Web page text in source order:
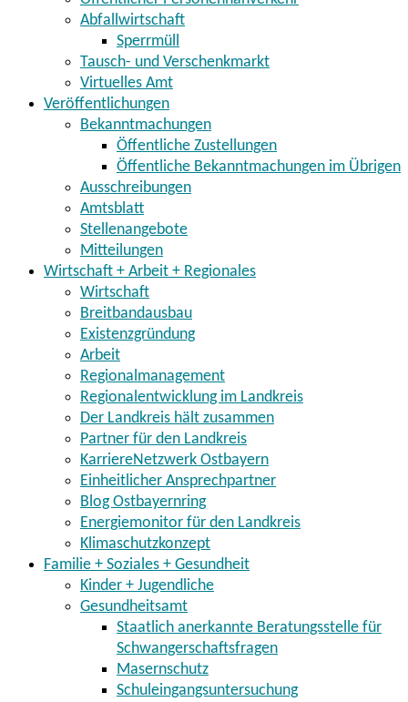
Abfallwirtschaft
Sperrmüll
Tausch- und Verschenkmarkt
Virtuelles Amt
Veröffentlichungen
Bekanntmachungen
Öffentliche Zustellungen
Öffentliche Bekanntmachungen im Übrigen
Ausschreibungen
Amtsblatt
Stellenangebote
Mitteilungen
Wirtschaft + Arbeit + Regionales
Wirtschaft
Breitbandausbau
Existenzgründung
Arbeit
Regionalmanagement
Regionalentwicklung im Landkreis
Der Landkreis hält zusammen
Partner für den Landkreis
KarriereNetzwerk Ostbayern
Einheitlicher Ansprechpartner
Blog Ostbayernring
Energiemonitor für den Landkreis
Klimaschutzkonzept
Familie + Soziales + Gesundheit
Kinder + Jugendliche
Gesundheitsamt
Staatlich anerkannte Beratungsstelle für
Schwangerschaftsfragen
Masernschutz
Schuleingangsuntersuchung